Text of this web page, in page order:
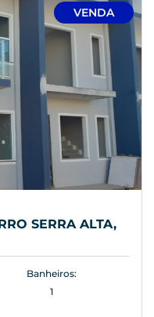
VENDA
SERRA ALTA,
Banheiros:
1